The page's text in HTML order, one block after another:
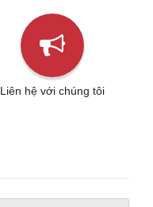
Liên hệ với chúng tôi